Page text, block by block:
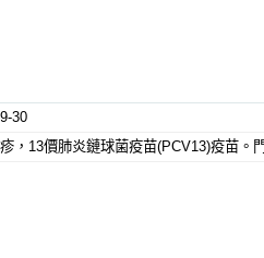
)
療。(健保)
。(自費)
健保) 。
保)
療。(健保)
30
，13價肺炎鏈球菌疫苗(PCV13)疫苗。